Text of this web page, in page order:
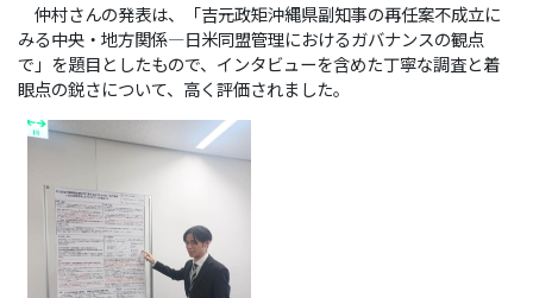
仲村さんの発表は、「吉元政矩沖縄県副知事の再任案不成立に
みる中央・地方関係―日米同盟管理におけるガバナンスの観点
で」を題目としたもので、インタビューを含めた丁寧な調査と着
眼点の鋭さについて、高く評価されました。